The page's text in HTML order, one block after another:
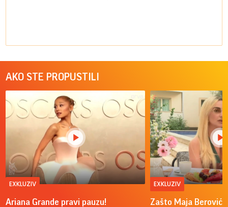
AKO STE PROPUSTILI
EXKLUZIV
Ariana Grande pravi pauzu!
EXKLUZIV
Zašto Maja Berović